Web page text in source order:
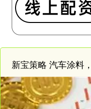
新宝策略 汽车涂料